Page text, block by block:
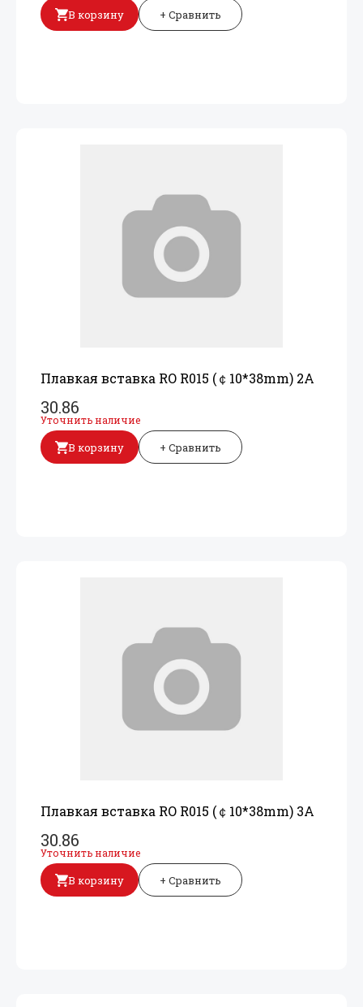
В корзину + Сравнить
Плавкая вставка RO R015 (￠10*38mm) 2A
30.86
Уточнить наличие
В корзину + Сравнить
Плавкая вставка RO R015 (￠10*38mm) 3A
30.86
Уточнить наличие
В корзину + Сравнить